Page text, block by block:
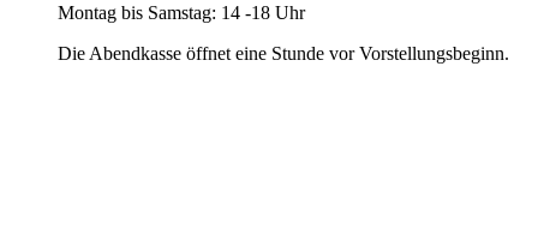
Montag bis Samstag: 14 -18 Uhr
Die Abendkasse öffnet eine Stunde vor Vorstellungsbeginn.